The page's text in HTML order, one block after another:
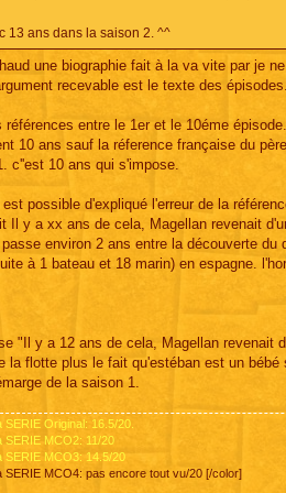
13 ans dans la saison 2. ^^
une biographie fait à la va vite par je
recevable est le texte des
références entre le 1er et le 10éme épisode.
10 ans sauf la réference française du
c''est 10 ans qui s'impose.
est possible d'expliqué l'erreur de la
Il y a xx ans de cela, Magellan revenait
environ 2 ans entre la découverte
à 1 bateau et 18 marin) en espagne.
"Il y a 12 ans de cela, Magellan revenait
la flotte plus le fait qu'estéban est un
de la saison 1.
SERIE Original: 16.5/20.
SERIE MCO2: 11/20
SERIE MCO3: 14.5/20
SERIE MCO4: pas encore tout vu/20 [/color]